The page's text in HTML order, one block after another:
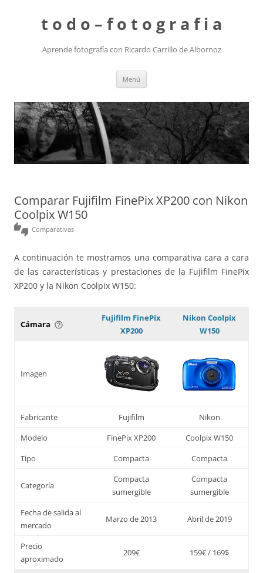
t o d o – f o t o g r a f i a
Aprende fotografía con Ricardo Carrillo de Albornoz
Menú
Comparar Fujifilm FinePix XP200 con Nikon
Coolpix W150
thumbs_up_down Comparativas
A continuación te mostramos una comparativa cara a cara
de las características y prestaciones de la Fujifilm FinePix
XP200 y la Nikon Coolpix W150:
Cámara help_outline
Fujifilm FinePix
XP200
Nikon Coolpix
W150
Imagen
Fabricante Fujifilm
Nikon
Modelo
FinePix XP200
Coolpix W150
Tipo
Compacta Compacta
Categoría
Compacta
sumergible
Compacta
sumergible
Fecha de salida al
mercado
Marzo de 2013 Abril de 2019
Precio
aproximado
209€ 159€ / 169$